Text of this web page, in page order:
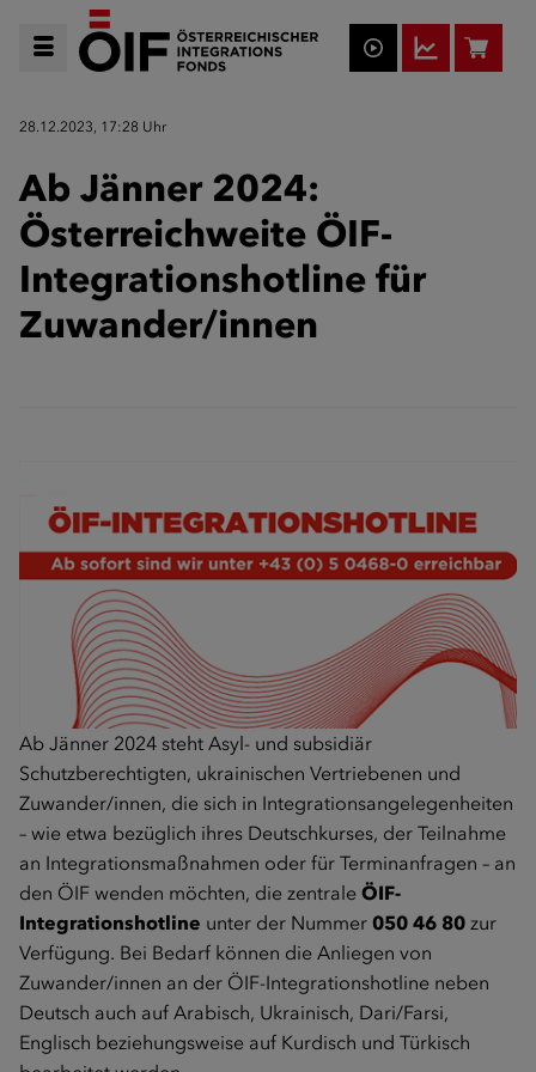
28.12.2023, 17:28 Uhr
Ab Jänner 2024:
Österreichweite ÖIF-
Integrationshotline für
Zuwander/innen
Ab Jänner 2024 steht Asyl- und subsidiär
Schutzberechtigten, ukrainischen Vertriebenen und
Zuwander/innen, die sich in Integrationsangelegenheiten
– wie etwa bezüglich ihres Deutschkurses, der Teilnahme
an Integrations­maßnahmen oder für Terminanfragen – an
den ÖIF wenden möchten, die zentrale ÖIF-
Integrationshotline unter der Nummer 050 46 80 zur
Verfügung. Bei Bedarf können die Anliegen von
Zuwander/innen an der ÖIF-Integrationshotline neben
Deutsch auch auf Arabisch, Ukrainisch, Dari/Farsi,
Englisch beziehungsweise auf Kurdisch und Türkisch